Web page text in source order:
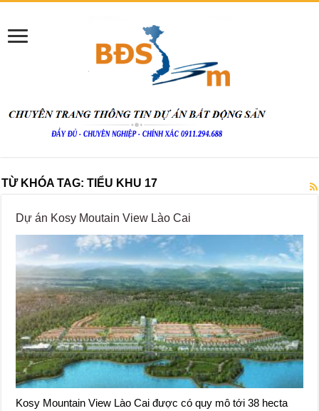
TỪ KHÓA TAG:TIỂU KHU 17
Dự án Kosy Moutain View Lào Cai
Kosy Mountain View Lào Cai được có quy mô tới 38 hecta